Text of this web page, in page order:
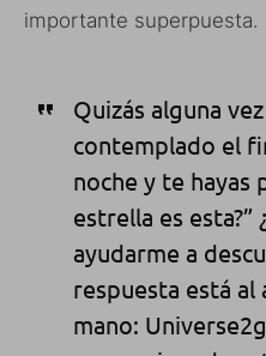
importante superpuesta.
Quizás alguna
contemplado el
noche y te hayas
estrella es esta?”
ayudarme a
respuesta está al
mano: